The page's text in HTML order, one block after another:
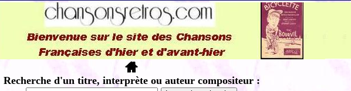
Recherche d'un titre, interprète ou auteur compositeur :